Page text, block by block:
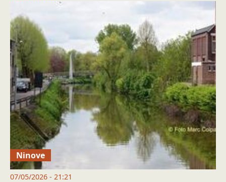
Ninove
07/05/2026 - 21:21